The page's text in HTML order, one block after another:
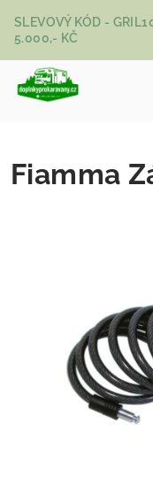
SLEVOVÝ KÓD -
5.000,- KČ
Fiamma